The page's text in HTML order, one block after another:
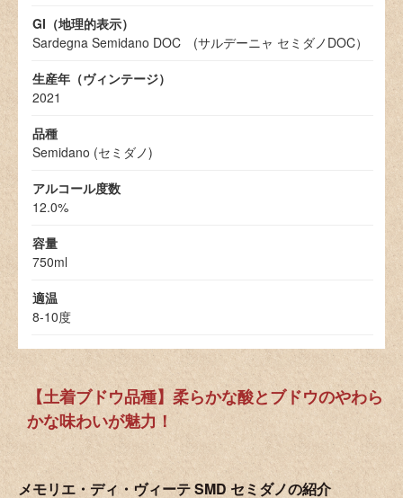
GI（地理的表示）
Sardegna Semidano DOC (サルデーニャ セミダノDOC）
生産年（ヴィンテージ）
2021
品種
Semidano (セミダノ)
アルコール度数
12.0%
容量
750ml
適温
8-10度
【土着ブドウ品種】柔らかな酸とブドウのやわら
かな味わいが魅力！
メモリエ・ディ・ヴィーテ SMD セミダノの紹介